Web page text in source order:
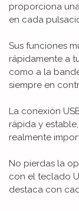
proporciona
en cada
Sus funciones
rápidamente a
como a la
siempre en
La conexión
rápida y
realmente
No pierdas la
con el teclado
destaca con